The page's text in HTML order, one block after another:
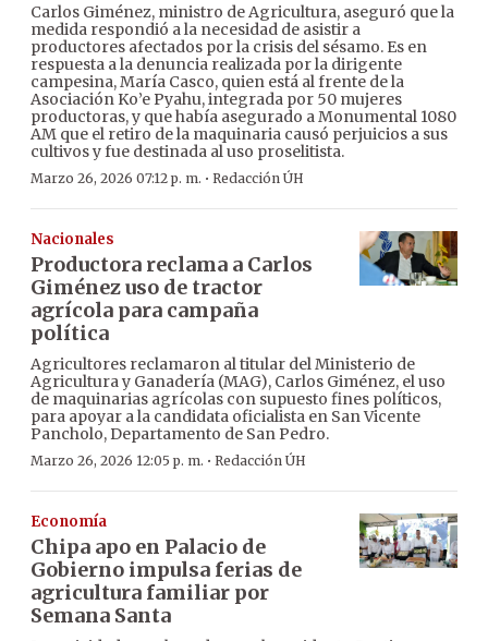
Carlos Giménez, ministro de Agricultura, aseguró que la
medida respondió a la necesidad de asistir a
productores afectados por la crisis del sésamo. Es en
respuesta a la denuncia realizada por la dirigente
campesina, María Casco, quien está al frente de la
Asociación Ko’e Pyahu, integrada por 50 mujeres
productoras, y que había asegurado a Monumental 1080
AM que el retiro de la maquinaria causó perjuicios a sus
cultivos y fue destinada al uso proselitista.
Marzo 26, 2026 07:12 p. m. · Redacción ÚH
Nacionales
Productora reclama a Carlos
Giménez uso de tractor
agrícola para campaña
política
Agricultores reclamaron al titular del Ministerio de
Agricultura y Ganadería (MAG), Carlos Giménez, el uso
de maquinarias agrícolas con supuesto fines políticos,
para apoyar a la candidata oficialista en San Vicente
Pancholo, Departamento de San Pedro.
Marzo 26, 2026 12:05 p. m. · Redacción ÚH
Economía
Chipa apo en Palacio de
Gobierno impulsa ferias de
agricultura familiar por
Semana Santa